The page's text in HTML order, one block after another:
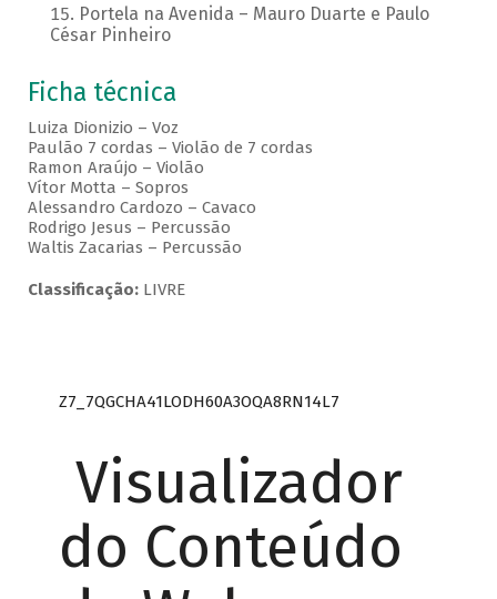
Portela na Avenida – Mauro Duarte e Paulo
César Pinheiro
Ficha técnica
Luiza Dionizio – Voz
Paulão 7 cordas – Violão de 7 cordas
Ramon Araújo – Violão
Vítor Motta – Sopros
Alessandro Cardozo – Cavaco
Rodrigo Jesus – Percussão
Waltis Zacarias – Percussão
Classificação:LIVRE
Z7_7QGCHA41LODH60A3OQA8RN14L7
Visualizador
do Conteúdo